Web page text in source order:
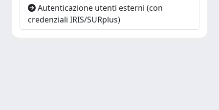
Autenticazione utenti esterni (con
credenziali IRIS/SURplus)